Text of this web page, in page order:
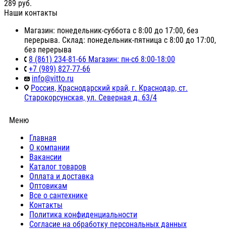
289 руб.
Наши контакты
Магазин: понедельник-суббота с 8:00 до 17:00, без
перерыва. Склад: понедельник-пятница с 8:00 до 17:00,
без перерыва
8 (861) 234-81-66 Магазин: пн-сб 8:00-18:00
+7 (989) 827-77-66
info@vitto.ru
Россия, Краснодарский край, г. Краснодар, ст.
Старокорсунская, ул. Северная д. 63/4
Меню
Главная
О компании
Вакансии
Каталог товаров
Оплата и доставка
Оптовикам
Все о сантехнике
Контакты
Политика конфиденциальности
Согласие на обработку персональных данных